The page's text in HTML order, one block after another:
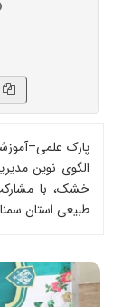
پارک
الگوی نوین
خشک، با
طبیعی استان